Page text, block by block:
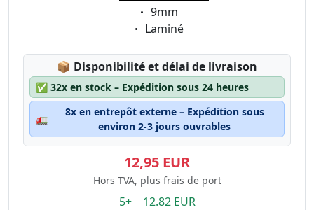
Eigenschaft:
9mm
Eigenschaft:
Laminé
📦 Lagerstatus:
Disponibilité et délai de livraison
✅ 32x en stock – Expédition sous 24 heures
🚛
8x en entrepôt externe – Expédition sous
environ 2-3 jours ouvrables
12,95 EUR
Hors TVA, plus frais de port
5+ 12.82 EUR